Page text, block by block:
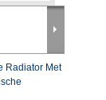
Radiator Met